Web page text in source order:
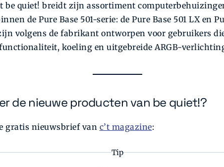
be quiet! breidt zijn assortiment
de Pure Base 501-serie: de Pure Base 501 LX en
volgens de fabrikant ontworpen voor gebruikers
koeling en uitgebreide ARGB-
de nieuwe producten van be quiet!?
gratis nieuwsbrief van c’t magazine:
Tip